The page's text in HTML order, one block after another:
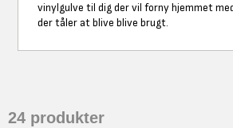
vinylgulve til dig der vil forny hjemmet
der tåler at blive blive brugt.
24 produkter